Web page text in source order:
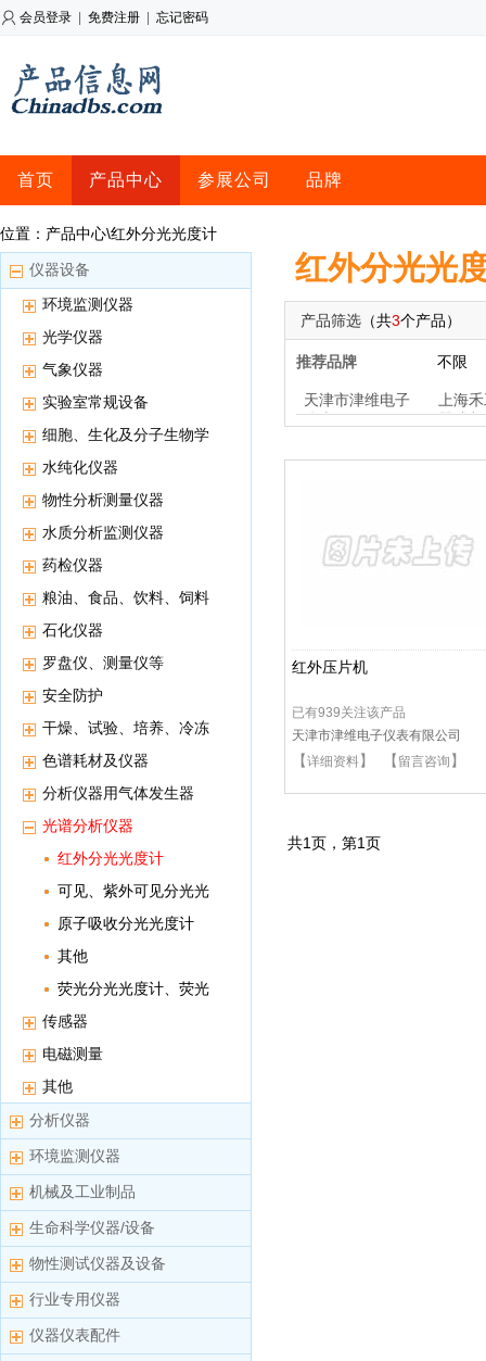
会员登录 免费注册 忘记密码
首页 产品中心 参展公司 品牌
位置：产品中心\红外分光光度计
仪器设备
环境监测仪器
光学仪器
气象仪器
实验室常规设备
细胞、生化及分子生物学
用仪器水纯化仪器
物性分析测量仪器
水质分析监测仪器
药检仪器
粮油、食品、饮料、饲料
等分析仪器
石化仪器
罗盘仪、测量仪等
安全防护
干燥、试验、培养、冷冻
保存等高低温恒温设备
色谱耗材及仪器
分析仪器用气体发生器
光谱分析仪器
红外分光光度计
可见、紫外可见分光光
度计原子吸收分光光度计
其他
荧光分光光度计、荧光
光谱仪
传感器
电磁测量
其他
分析仪器
环境监测仪器
机械及工业制品
生命科学仪器/设备
物性测试仪器及设备
行业专用仪器
仪器仪表配件
红外分光光
产品筛选 （共3个产品）
推荐品牌 不限
天津市津维电子
仪表
上海
器成
红外压片机
已有939关注该产品
天津市津维电子仪表有限公司
【详细资料】 【 留言咨询 】
共1页，第1页